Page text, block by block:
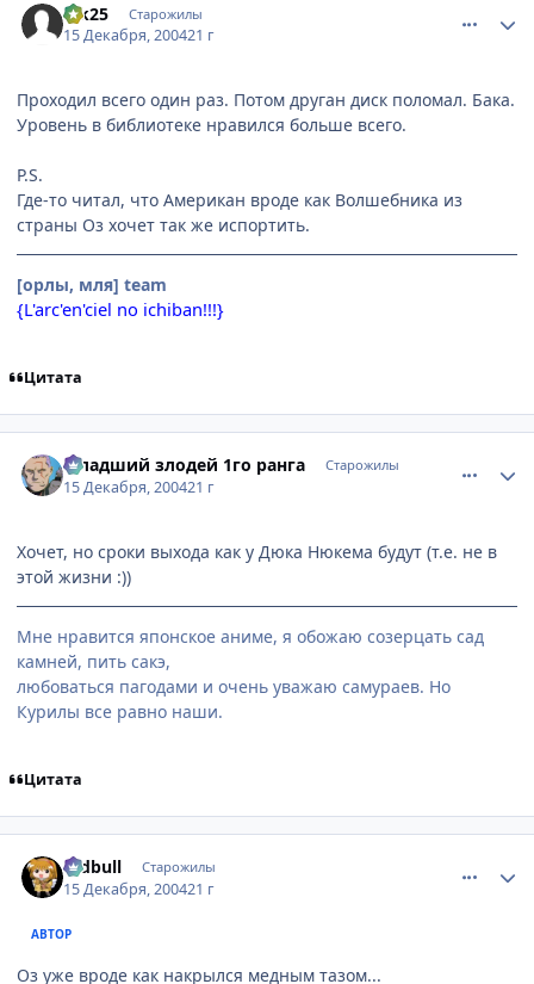
Vik25 Старожилы
15 Декабря, 200421 г
Проходил всего один раз. Потом друган диск поломал. Бака.
Уровень в библиотеке нравился больше всего.
P.S.
Где-то читал, что Американ вроде как Волшебника из
страны Оз хочет так же испортить.
[орлы, мля] team
{L'arc'en'ciel no ichiban!!!}
Цитата
Младший злодей 1го ранга Старожилы
15 Декабря, 200421 г
Хочет, но сроки выхода как у Дюка Нюкема будут (т.е. не в
этой жизни :))
Мне нравится японское аниме, я обожаю созерцать сад
камней, пить сакэ,
любоваться пагодами и очень уважаю самураев. Но
Курилы все равно наши.
Цитата
redbull Старожилы
15 Декабря, 200421 г
АВТОР
Оз уже вроде как накрылся медным тазом...